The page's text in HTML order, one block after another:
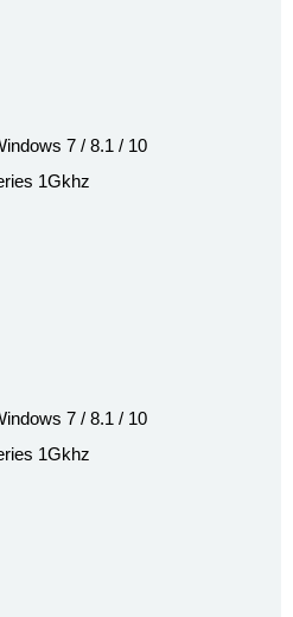
7 / 8.1 / 10
1Gkhz
7 / 8.1 / 10
1Gkhz